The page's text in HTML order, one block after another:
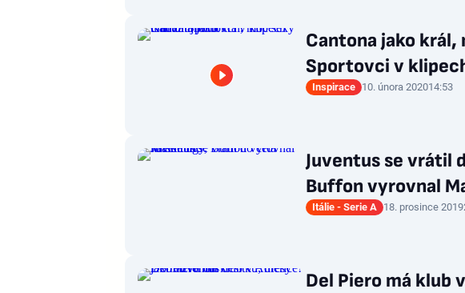
Cantona jako král,
Sportovci v
Inspirace 10. února 202014:53
Juventus se vrátil
Buffon vyrovnal
Itálie - Serie A 18. prosince 2019
Del Piero má klub